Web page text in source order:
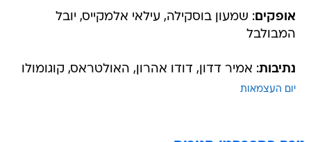
נתיבות: אמיר דדון, דודו אהרון, האולטראס, קוגומולו